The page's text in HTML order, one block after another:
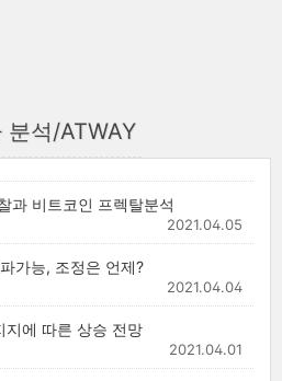
분석/ATWAY
과 비트코인 프렉탈분석
2021.04.05
가능, 조정은 언제?
2021.04.04
지에 따른 상승 전망
2021.04.01